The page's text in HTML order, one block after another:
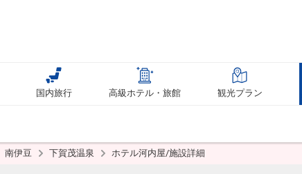
国内旅行 高級ホテル・旅館 観光プラン
南伊豆 下賀茂温泉 ホテル河内屋/施設詳細